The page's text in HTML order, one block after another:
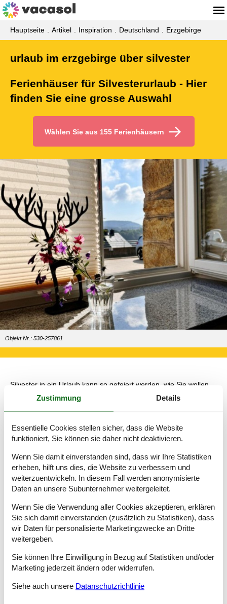
Hauptseite Artikel Inspiration Deutschland Erzgebirge
urlaub im erzgebirge über silvester
Ferienhäuser für Silvesterurlaub - Hier
finden Sie eine grosse Auswahl
Wählen Sie aus 155 Ferienhäusern
Objekt Nr.: 530-257861
Silvester in ein Urlaub kann so gefeiert werden, wie Sie wollen.
Feierlich gekleidet und mit tollem Abendessen oder eher leger –
alles ist möglich. Egal, was Sie vorziehen, ist es draußen ruhiger
als in der Stadt, die Luft ist sauberer und die Chancen stehen
den Silvesterabend ergibt.
mit hohen Erwartungen verbunden.
Tipps und Erlebnisse
Das Erzgebirge in Sachsen verspricht abwechslungsreiche
Urlaubserlebnisse zu jeder Jahreszeit.
Hat nicht jedes Mädchen schon einmal davon geträumt, eine
echt Prinzessin zu sein? Dann ist ein Besuch im Schloss
In Schneeberg kann im Erzgebirgshaus die ganze Palette an
werden, die Einkehr lohnt im angeschlossenen Traditionscafé.
Zustimmung Details
Essentielle Cookies stellen sicher, dass die Website
funktioniert, Sie können sie daher nicht deaktivieren.
Wenn Sie damit einverstanden sind, dass wir Ihre Statistiken
erheben, hilft uns dies, die Website zu verbessern und
weiterzuentwickeln. In diesem Fall werden anonymisierte
Daten an unsere Subunternehmer weitergeleitet.
Wenn Sie die Verwendung aller Cookies akzeptieren, erklären
Sie sich damit einverstanden (zusätzlich zu Statistiken), dass
wir Daten für personalisierte Marketingzwecke an Dritte
weitergeben.
Sie können Ihre Einwilligung in Bezug auf Statistiken und/oder
Marketing jederzeit ändern oder widerrufen.
Siehe auch unsere Datanschutzrichtlinie